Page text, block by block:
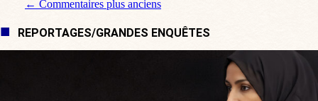
Navigation de commentaire
← Commentaires plus anciens
REPORTAGES/GRANDES ENQUÊTES